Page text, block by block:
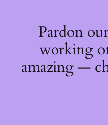
Pardon
working
amazing —